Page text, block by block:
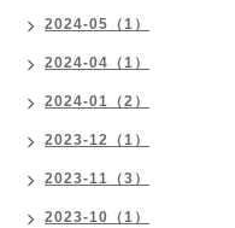
2024-05（1）
2024-04（1）
2024-01（2）
2023-12（1）
2023-11（3）
2023-10（1）